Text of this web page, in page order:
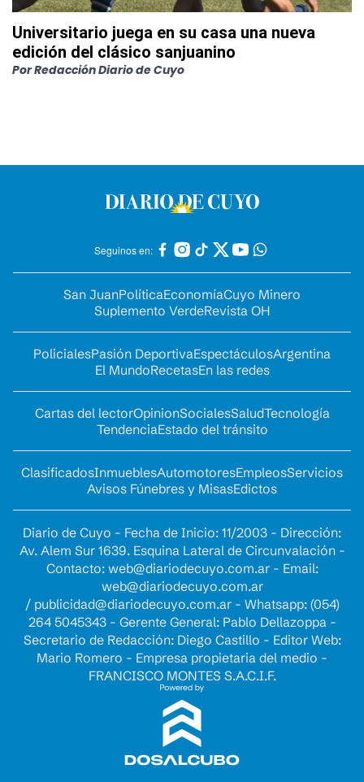
Universitario juega en su casa una nueva
edición del clásico sanjuanino
PorRedacción Diario de Cuyo
Seguinos en:
San JuanPolíticaEconomíaCuyo Minero
Suplemento VerdeRevista OH
PolicialesPasión DeportivaEspectáculosArgentina
El MundoRecetasEn las redes
Cartas del lectorOpinionSocialesSaludTecnología
TendenciaEstado del tránsito
ClasificadosInmueblesAutomotoresEmpleosServicios
Avisos Fúnebres y MisasEdictos
Diario de Cuyo - Fecha de Inicio: 11/2003 - Dirección:
Av. Alem Sur 1639. Esquina Lateral de Circunvalación -
Contacto: web@diariodecuyo.com.ar- Email:
web@diariodecuyo.com.ar
/ publicidad@diariodecuyo.com.ar- Whatsapp: (054)
264 5045343 - Gerente General: Pablo Dellazoppa -
Secretario de Redacción: Diego Castillo - Editor Web:
Mario Romero - Empresa propietaria del medio -
FRANCISCO MONTES S.A.C.I.F.